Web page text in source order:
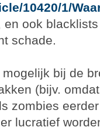
10420/1/
ook
schade.
bij de
(bijv.
zombies
lucratief